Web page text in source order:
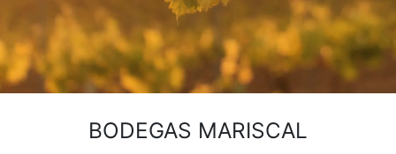
BODEGAS MARISCAL